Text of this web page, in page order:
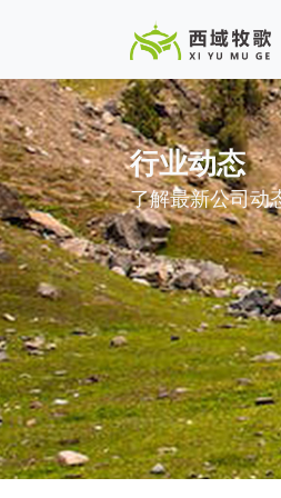
行业动态
了解最新公司动